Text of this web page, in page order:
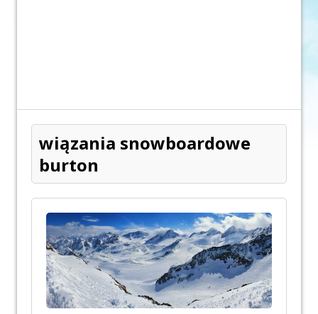
wiązania snowboardowe
burton